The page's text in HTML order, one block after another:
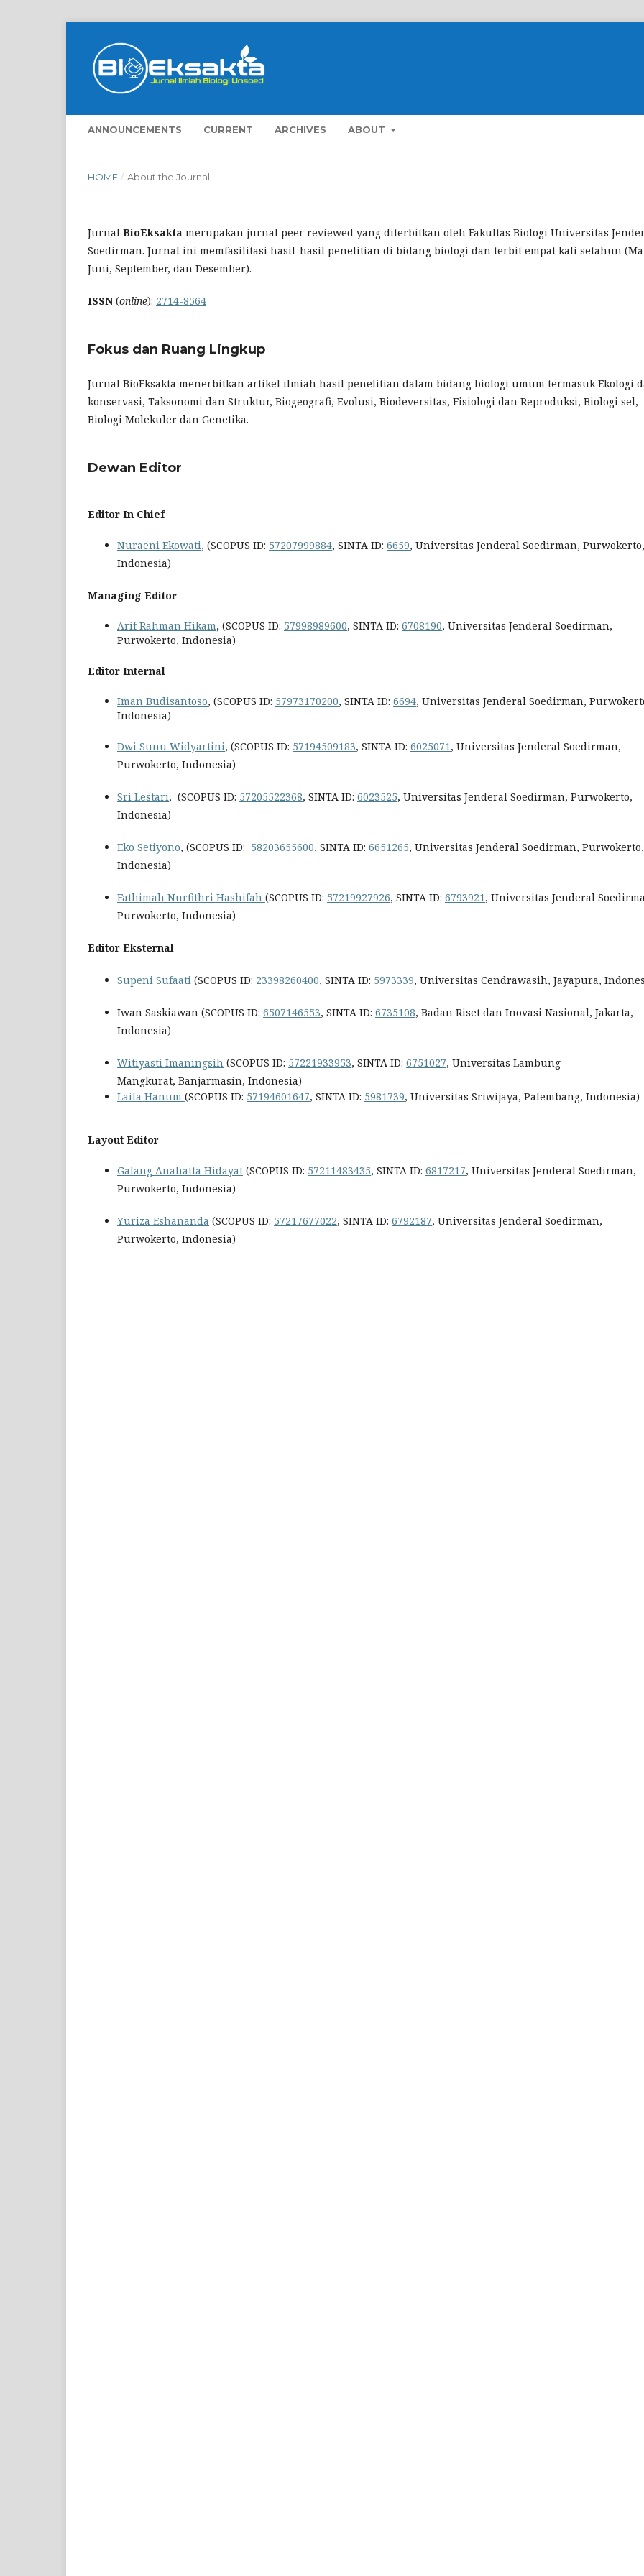
ANNOUNCEMENTS CURRENT ARCHIVES ABOUT
HOME / About the Journal
Jurnal BioEksakta merupakan jurnal peer reviewed yang diterbitkan oleh Fakultas Biologi Universitas
Soedirman. Jurnal ini memfasilitasi hasil-hasil penelitian di bidang biologi dan terbit empat kali setahun
Juni, September, dan Desember).
ISSN(online): 2714-8564
Fokus dan Ruang Lingkup
Jurnal BioEksakta menerbitkan artikel ilmiah hasil penelitian dalam bidang biologi umum termasuk Ekologi
konservasi, Taksonomi dan Struktur, Biogeografi, Evolusi, Biodeversitas, Fisiologi dan Reproduksi, Biologi sel,
Biologi Molekuler dan Genetika.
Dewan Editor
Editor In Chief
Nuraeni Ekowati, (SCOPUS ID: 57207999884, SINTA ID: 6659, Universitas Jenderal Soedirman, Purwokerto,
Indonesia)
Managing Editor
Arif Rahman Hikam, (SCOPUS ID: 57998989600, SINTA ID: 6708190, Universitas Jenderal Soedirman,
Purwokerto, Indonesia)
Editor Internal
Iman Budisantoso, (SCOPUS ID: 57973170200, SINTA ID: 6694, Universitas Jenderal Soedirman,
Indonesia)
Dwi Sunu Widyartini, (SCOPUS ID: 57194509183, SINTA ID: 6025071, Universitas Jenderal Soedirman,
Purwokerto, Indonesia)
Sri Lestari, (SCOPUS ID: 57205522368, SINTA ID: 6023525, Universitas Jenderal Soedirman, Purwokerto,
Indonesia)
Eko Setiyono, (SCOPUS ID: 58203655600, SINTA ID: 6651265, Universitas Jenderal Soedirman, Purwokerto,
Indonesia)
Fathimah Nurfithri Hashifah (SCOPUS ID: 57219927926, SINTA ID: 6793921, Universitas Jenderal
Purwokerto, Indonesia)
Editor Eksternal
Supeni Sufaati (SCOPUS ID: 23398260400, SINTA ID: 5973339, Universitas Cendrawasih, Jayapura,
Iwan Saskiawan (SCOPUS ID: 6507146553, SINTA ID: 6735108, Badan Riset dan Inovasi Nasional, Jakarta,
Indonesia)
Witiyasti Imaningsih (SCOPUS ID: 57221933953, SINTA ID: 6751027, Universitas Lambung
Mangkurat, Banjarmasin, Indonesia)
Laila Hanum (SCOPUS ID: 57194601647, SINTA ID: 5981739, Universitas Sriwijaya, Palembang, Indonesia)
Layout Editor
Galang Anahatta Hidayat (SCOPUS ID: 57211483435, SINTA ID: 6817217, Universitas Jenderal Soedirman,
Purwokerto, Indonesia)
Yuriza Eshananda (SCOPUS ID: 57217677022, SINTA ID: 6792187, Universitas Jenderal Soedirman,
Purwokerto, Indonesia)